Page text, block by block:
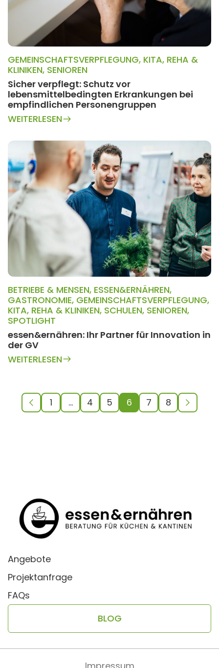
GEMEINSCHAFTSVERPFLEGUNG, KITA, REHA &
KLINIKEN, SENIOREN
Sicher verpflegt: Schutz vor
lebensmittelbedingten Erkrankungen bei
empfindlichen Personengruppen
WEITERLESEN
BETRIEBE & MENSEN, ESSEN&ERNÄHREN,
GASTRONOMIE, GEMEINSCHAFTSVERPFLEGUNG,
KITA, REHA & KLINIKEN, SCHULEN, SENIOREN,
SPOTLIGHT
essen&ernähren: Ihr Partner für Innovation in
der GV
WEITERLESEN
1 … 4 5 6 7 8
Angebote
Projektanfrage
FAQs
BLOG
Impressum